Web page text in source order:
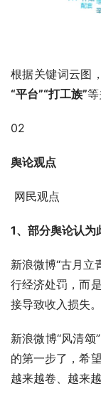
根据关键词云图
“平台”“打工族”等
02
舆论观点
网民观点
1、部分舆论认为
新浪微博“古月立
行经济处罚，而
接导致收入损失。
新浪微博“风清
的第一步了，希
越来越卷、越来越